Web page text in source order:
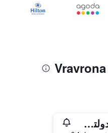
تزيوس دولتس أثينا